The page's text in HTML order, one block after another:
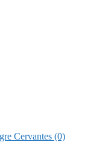
Cervantes (0)